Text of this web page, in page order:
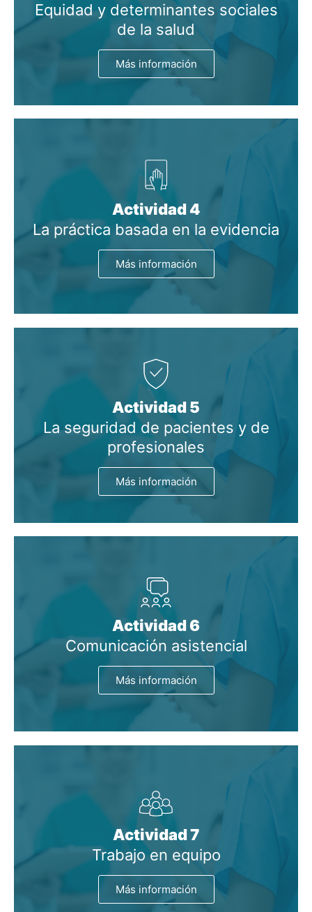
Equidad y determinantes sociales
de la salud
Más información
Actividad 4
La práctica basada en la evidencia
Más información
Actividad 5
La seguridad de pacientes y de
profesionales
Más información
Actividad 6
Comunicación asistencial
Más información
Actividad 7
Trabajo en equipo
Más información